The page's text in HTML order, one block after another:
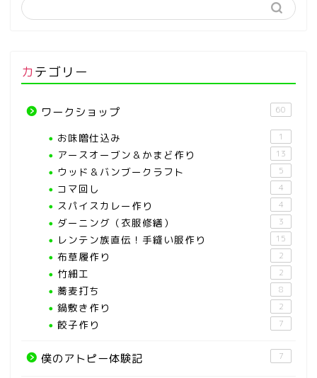
カテゴリー
ワークショップ 60
お味噌仕込み 1
アースオーブン＆かまど作り 13
ウッド＆バンブークラフト 5
コマ回し 4
スパイスカレー作り 4
ダーニング（衣服修繕） 3
レンテン族直伝！手縫い服作り 15
布草履作り 2
竹細工 2
蕎麦打ち 8
鍋敷き作り 2
餃子作り 7
僕のアトピー体験記 7